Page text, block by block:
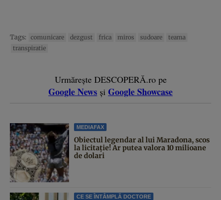
Tags: comunicare dezgust frica miros sudoare
teama
transpiratie
Urmărește DESCOPERĂ.ro pe
Google News și Google Showcase
MEDIAFAX
Obiectul legendar al lui Maradona, scos
la licitație! Ar putea valora 10 milioane
de dolari
CE SE ÎNTÂMPLĂ DOCTORE